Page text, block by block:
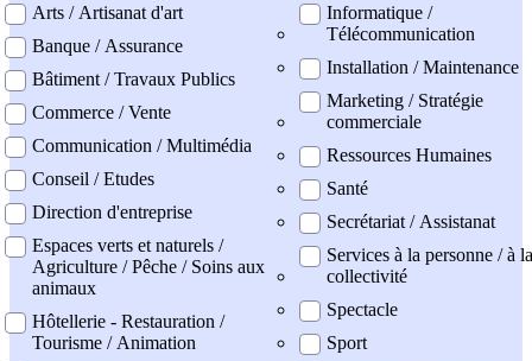
Arts / Artisanat d'art
Banque / Assurance
Bâtiment / Travaux Publics
Commerce / Vente
Communication / Multimédia
Conseil / Etudes
Direction d'entreprise
Espaces verts et naturels /
Agriculture / Pêche / Soins aux
animaux
Hôtellerie - Restauration /
Tourisme / Animation
Informatique /
Télécommunication
Installation / Maintenance
Marketing / Stratégie
commerciale
Ressources Humaines
Santé
Secrétariat / Assistanat
Services à la personne / à la
collectivité
Spectacle
Sport